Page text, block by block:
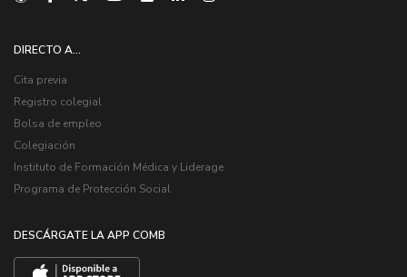
DIRECTO A...
Cita previa
Registro colegial
Bolsa de empleo
Colegiación
Instituto de Formación Médica y Liderage
Programa de Protección Social
DESCÁRGATE LA APP COMB